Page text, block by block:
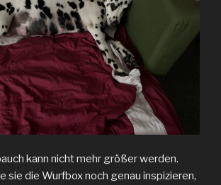
kann nicht mehr größer werden.
sie die Wurfbox noch genau inspizieren,